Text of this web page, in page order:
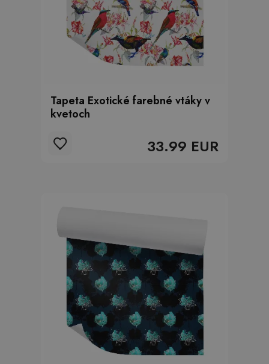
Tapeta Exotické farebné vtáky v
kvetoch
33.99 EUR